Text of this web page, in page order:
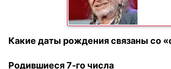
Какие даты рождения связаны со
Родившиеся 7-го числа